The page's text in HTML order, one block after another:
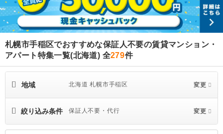
札幌市手稲区でおすすめな保証人不要の賃貸マンション・
アパート特集一覧(北海道) 全279件
地域 北海道 札幌市手稲区 変更
絞り込み条件 保証人不要・代行 変更